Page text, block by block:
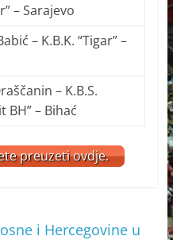
– Sarajevo
– K.B.K. “Tigar” –
– K.B.S.
BH” – Bihać
preuzeti ovdje.
i Hercegovine u